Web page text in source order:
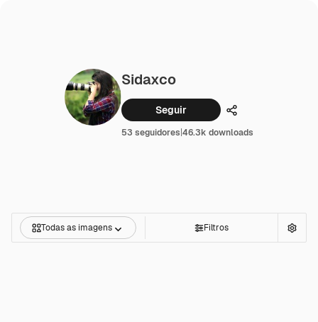
Sidaxco
Seguir Compartilhar
53 seguidores|46.3k downloads
Todas as imagens Filtros